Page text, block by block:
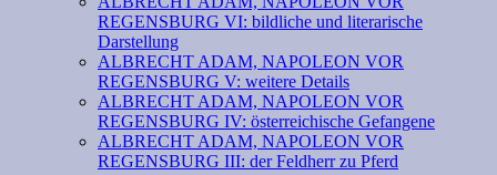
REGENSBURG VI: bildliche und literarische
Darstellung
ALBRECHT ADAM, NAPOLEON VOR
REGENSBURG V: weitere Details
ALBRECHT ADAM, NAPOLEON VOR
REGENSBURG IV: österreichische Gefangene
ALBRECHT ADAM, NAPOLEON VOR
REGENSBURG III: der Feldherr zu Pferd